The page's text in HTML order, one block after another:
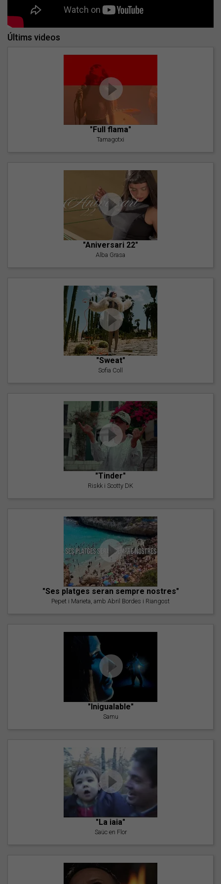
Últims videos
"Full flama"
Tamagotxi
"Aniversari 22"
Alba Grasa
"Sweat"
Sofia Coll
"Tinder"
Riskk i Scotty DK
"Ses platges seran sempre nostres"
Pepet i Marieta, amb Abril Bordes i Riangost
"Inigualable"
Samu
"La iaia"
Saüc en Flor